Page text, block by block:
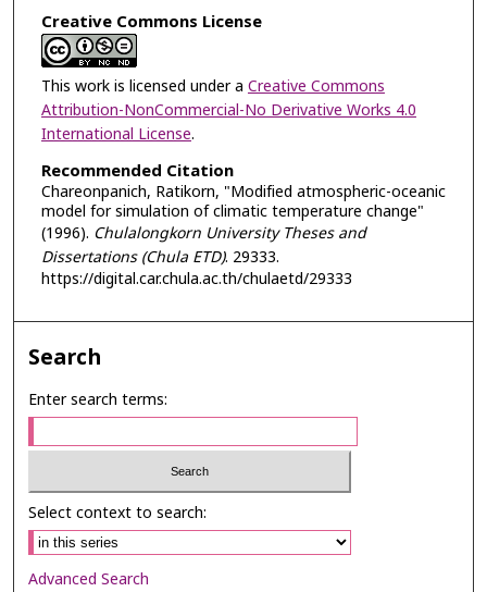
Creative Commons License
This work is licensed under a Creative Commons
Attribution-NonCommercial-No Derivative Works 4.0
International License.
Recommended Citation
Chareonpanich, Ratikorn, "Modified atmospheric-oceanic
model for simulation of climatic temperature change"
(1996). Chulalongkorn University Theses and
Dissertations (Chula ETD). 29333.
https://digital.car.chula.ac.th/chulaetd/29333
Search
Enter search terms:
Select context to search:
Advanced Search